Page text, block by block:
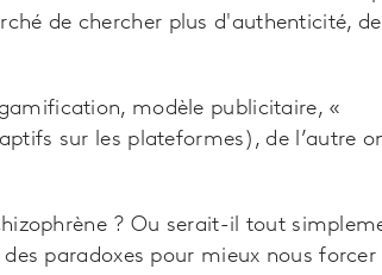
de chercher plus d'authenticité, de
modèle publicitaire, «
sur les plateformes), de l’autre
? Ou serait-il tout
paradoxes pour mieux nous forcer